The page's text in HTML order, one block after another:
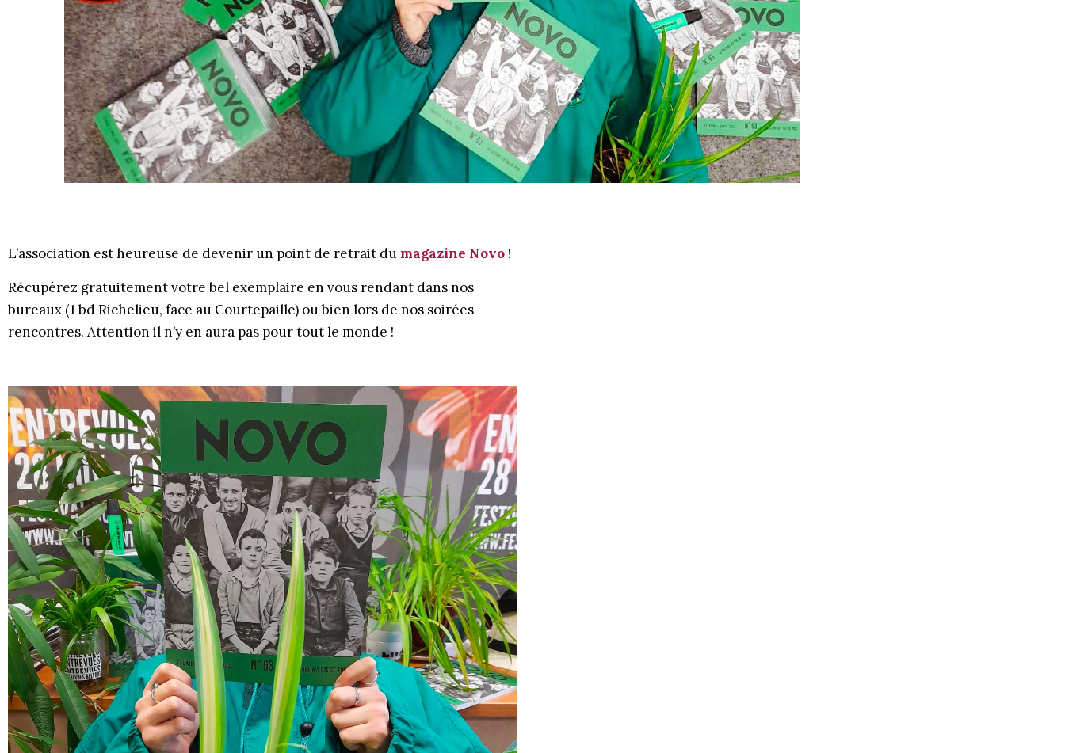
L’association est heureuse de devenir un point de retrait du magazine Novo !
Récupérez gratuitement votre bel exemplaire en vous rendant dans nos
bureaux (1 bd Richelieu, face au Courtepaille) ou bien lors de nos soirées
rencontres. Attention il n’y en aura pas pour tout le monde !